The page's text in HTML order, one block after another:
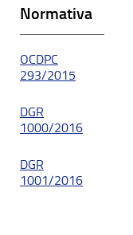
Normativa
OCDPC
293/2015
DGR
1000/2016
DGR
1001/2016